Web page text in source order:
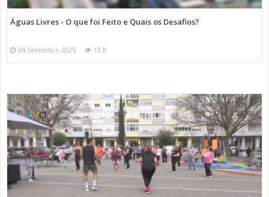
Águas Livres - O que foi Feito e Quais os Desafios?
04 Setembro 2025 13 K